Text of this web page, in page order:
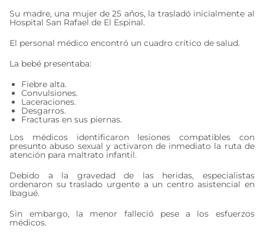
Su madre, una mujer de 25 años, la trasladó inicialmente al
Hospital San Rafael de El Espinal.
El personal médico encontró un cuadro crítico de salud.
La bebé presentaba:
Fiebre alta.
Convulsiones.
Laceraciones.
Desgarros.
Fracturas en sus piernas.
Los médicos identificaron lesiones compatibles con
presunto abuso sexual y activaron de inmediato la ruta de
atención para maltrato infantil.
Debido a la gravedad de las heridas, especialistas
ordenaron su traslado urgente a un centro asistencial en
Ibagué.
Sin embargo, la menor falleció pese a los esfuerzos
médicos.